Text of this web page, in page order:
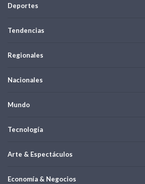
Deportes
Tendencias
Regionales
Nacionales
Mundo
Tecnología
Arte & Espectáculos
Economía & Negocios